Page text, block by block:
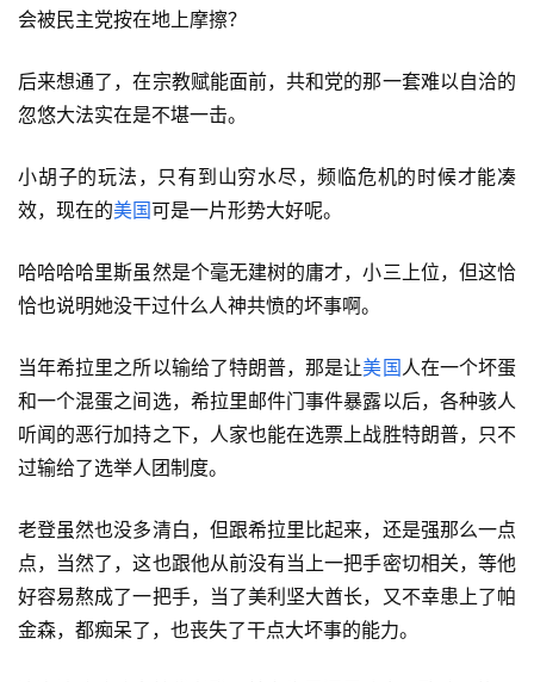
会被民主党按在地上摩擦？
后来想通了，在宗教赋能面前，共和党的那一套难以自洽的
忽悠大法实在是不堪一击。
小胡子的玩法，只有到山穷水尽，频临危机的时候才能凑
效，现在的美国可是一片形势大好呢。
哈哈哈哈里斯虽然是个毫无建树的庸才，小三上位，但这恰
恰也说明她没干过什么人神共愤的坏事啊。
当年希拉里之所以输给了特朗普，那是让美国人在一个坏蛋
和一个混蛋之间选，希拉里邮件门事件暴露以后，各种骇人
听闻的恶行加持之下，人家也能在选票上战胜特朗普，只不
过输给了选举人团制度。
老登虽然也没多清白，但跟希拉里比起来，还是强那么一点
点，当然了，这也跟他从前没有当上一把手密切相关，等他
好容易熬成了一把手，当了美利坚大酋长，又不幸患上了帕
金森，都痴呆了，也丧失了干点大坏事的能力。